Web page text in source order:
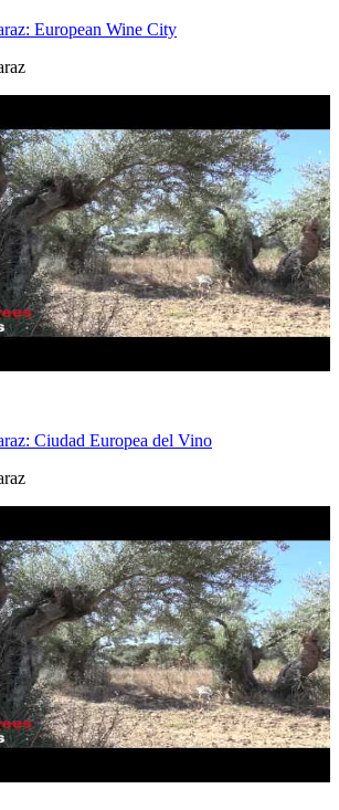
European Wine City
Ciudad Europea del Vino